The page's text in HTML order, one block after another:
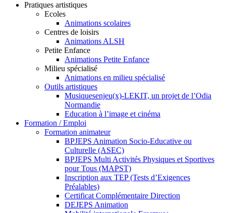
Pratiques artistiques
Ecoles
Animations scolaires
Centres de loisirs
Animations ALSH
Petite Enfance
Animations Petite Enfance
Milieu spécialisé
Animations en milieu spécialisé
Outils artistiques
Musiquesenjeu(x)-LEKIT, un projet de l’Odia
Normandie
Education à l’image et cinéma
Formation / Emploi
Formation animateur
BPJEPS Animation Socio-Educative ou
Culturelle (ASEC)
BPJEPS Multi Activités Physiques et Sportives
pour Tous (MAPST)
Inscription aux TEP (Tests d’Exigences
Préalables)
Certificat Complémentaire Direction
DEJEPS Animation